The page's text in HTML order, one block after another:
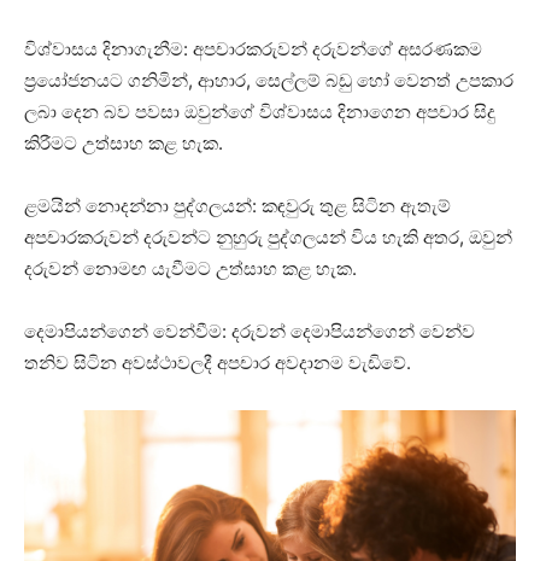
විශ්වාසය දිනාගැනීම: අපචාරකරුවන් දරුවන්ගේ අසරණකම
ප්‍රයෝජනයට ගනිමින්, ආහාර, සෙල්ලම් බඩු හෝ වෙනත් උපකාර
ලබා දෙන බව පවසා ඔවුන්ගේ විශ්වාසය දිනාගෙන අපචාර සිදු
කිරීමට උත්සාහ කළ හැක.
ළමයින් නොදන්නා පුද්ගලයන්: කඳවුරු තුළ සිටින ඇතැම්
අපචාරකරුවන් දරුවන්ට නුහුරු පුද්ගලයන් විය හැකි අතර, ඔවුන්
දරුවන් නොමඟ යැවීමට උත්සාහ කළ හැක.
දෙමාපියන්ගෙන් වෙන්වීම: දරුවන් දෙමාපියන්ගෙන් වෙන්ව
තනිව සිටින අවස්ථාවලදී අපචාර අවදානම වැඩිවේ.